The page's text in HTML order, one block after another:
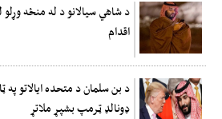
د شاهي سیالانو د له منځه
اقدام
د بن سلمان د متحده ایالاتو په
ډونالډ ټرمپ بشپړ ملاتړ